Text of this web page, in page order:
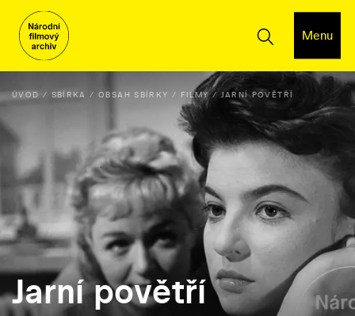
Menu
ÚVOD SBÍRKA OBSAH SBÍRKY FILMY JARNÍ POVĚTŘÍ
Jarní povětří